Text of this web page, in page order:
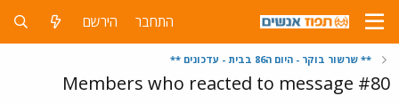
התחבר הירשם
** שרשור בוקר - היום ה86 בבית - עדכונים **
Members who reacted to message #80